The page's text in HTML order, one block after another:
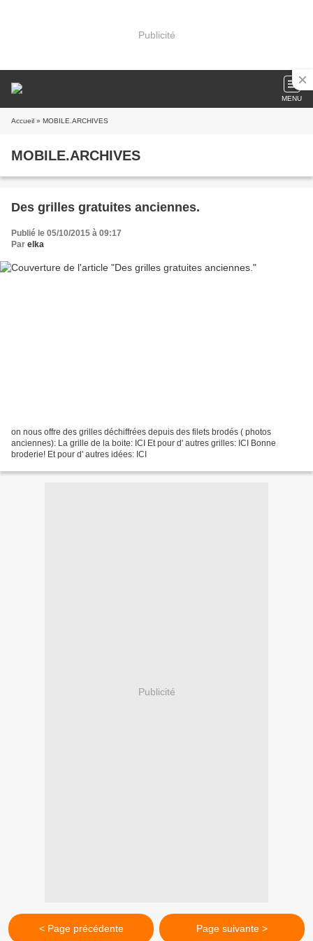
Publicité
MENU
Accueil » MOBILE.ARCHIVES
MOBILE.ARCHIVES
Des grilles gratuites anciennes.
Publié le 05/10/2015 à 09:17
Par elka
on nous offre des grilles déchiffrées depuis des filets brodés ( photos
anciennes): La grille de la boite: ICI Et pour d' autres grilles: ICI Bonne
broderie! Et pour d' autres idées: ICI
Publicité
< Page précédente Page suivante >